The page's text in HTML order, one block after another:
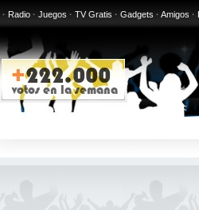
· Radio · Juegos · TV Gratis · Gadgets · Amigos ·